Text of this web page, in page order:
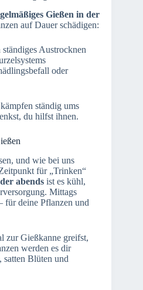
Gießen in der
auf Dauer schädigen:
Austrocknen
oder
ständig ums
du hilfst ihnen.
und wie bei uns
für „Trinken“
abends ist es kühl,
Mittags
für deine Pflanzen und
zur Gießkanne greifst,
werden es dir
Blüten und